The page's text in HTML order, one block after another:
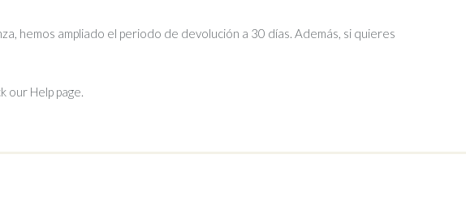
hemos ampliado el periodo de devolución a 30 días. Además, si quieres
our Help page.